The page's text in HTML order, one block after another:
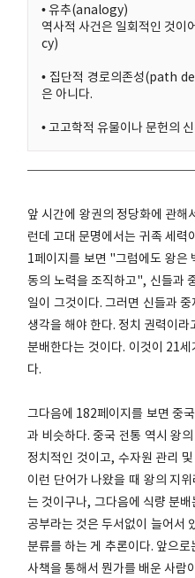
• 유추(analogy)
역사적 사건은 일회적인 것이
cy)
• 집단적 경로의존성(path
은 아니다.
• 고고학적 유물이나 문헌의
앞 시간에 왕권의 정당화에 관해
런데 고대 문명에서는 귀족 세력
1페이지를 보면 "그럼에도 왕은
동의 노력을 조직하고", 신들과
일이 그것이다. 그러면 신들과
생각을 해야 한다. 정치 권력이
분배한다는 것이다. 이것이 21
다.
그다음에 182페이지를 보면 중
과 비슷하다. 중국 전통 역시 왕
정치적인 것이고, 수자원 관리
이런 단어가 나왔을 때 왕의 지
는 것이구나, 그다음에 식량 분
공부라는 것은 두서없이 늘어서
분류를 하는 게 추론이다. 앞으
사책을 통해서 뭔가를 배운 사람